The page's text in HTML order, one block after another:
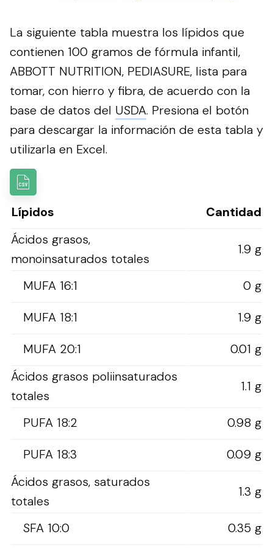
La siguiente tabla muestra los lípidos que
contienen 100 gramos de fórmula infantil,
ABBOTT NUTRITION, PEDIASURE, lista para
tomar, con hierro y fibra, de acuerdo con la
base de datos del USDA. Presiona el botón
para descargar la información de esta tabla y
utilizarla en Excel.
Lípidos
Cantidad
Ácidos grasos,
monoinsaturados totales
1.9 g
MUFA 16:1
0 g
MUFA 18:1
1.9 g
MUFA 20:1
0.01 g
Ácidos grasos poliinsaturados
totales
1.1 g
PUFA 18:2
0.98 g
PUFA 18:3
0.09 g
Ácidos grasos, saturados
totales
1.3 g
SFA 10:0 0.35 g